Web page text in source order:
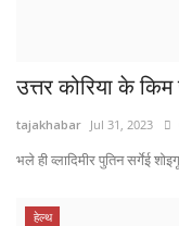
उत्तर कोरिया के
tajakhabar Jul 31, 2023
भले ही व्लादिमीर पुतिन सर्गेई
हेल्थ